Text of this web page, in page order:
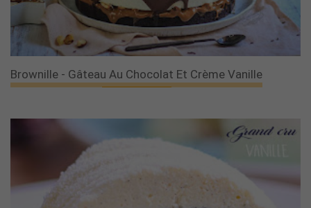
Brownille - Gâteau Au Chocolat Et Crème Vanille